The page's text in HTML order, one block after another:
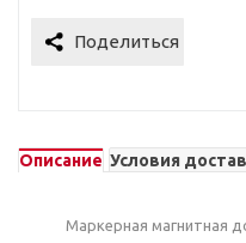
Описание Условия
Маркерная магнитная